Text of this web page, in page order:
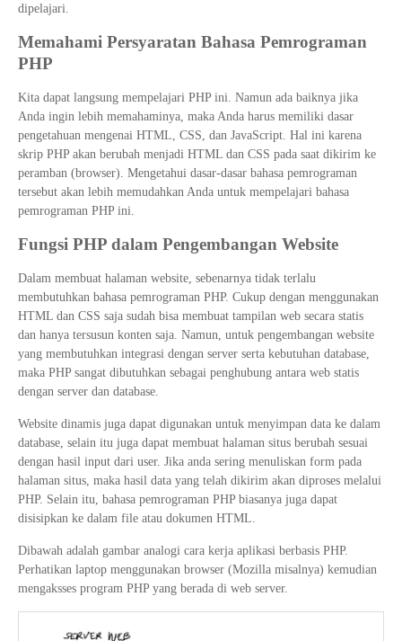
dipelajari.
Memahami Persyaratan Bahasa Pemrograman
PHP
Kita dapat langsung mempelajari PHP ini. Namun ada baiknya jika
Anda ingin lebih memahaminya, maka Anda harus memiliki dasar
pengetahuan mengenai HTML, CSS, dan JavaScript. Hal ini karena
skrip PHP akan berubah menjadi HTML dan CSS pada saat dikirim ke
peramban (browser). Mengetahui dasar-dasar bahasa pemrograman
tersebut akan lebih memudahkan Anda untuk mempelajari bahasa
pemrograman PHP ini.
Fungsi PHP dalam Pengembangan Website
Dalam membuat halaman website, sebenarnya tidak terlalu
membutuhkan bahasa pemrograman PHP. Cukup dengan menggunakan
HTML dan CSS saja sudah bisa membuat tampilan web secara statis
dan hanya tersusun konten saja. Namun, untuk pengembangan website
yang membutuhkan integrasi dengan server serta kebutuhan database,
maka PHP sangat dibutuhkan sebagai penghubung antara web statis
dengan server dan database.
Website dinamis juga dapat digunakan untuk menyimpan data ke dalam
database, selain itu juga dapat membuat halaman situs berubah sesuai
dengan hasil input dari user. Jika anda sering menuliskan form pada
halaman situs, maka hasil data yang telah dikirim akan diproses melalui
PHP. Selain itu, bahasa pemrograman PHP biasanya juga dapat
disisipkan ke dalam file atau dokumen HTML.
Dibawah adalah gambar analogi cara kerja aplikasi berbasis PHP.
Perhatikan laptop menggunakan browser (Mozilla misalnya) kemudian
mengaksses program PHP yang berada di web server.